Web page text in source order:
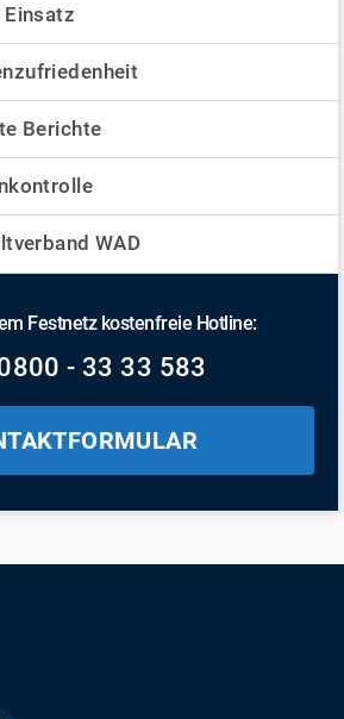
Berichte
WAD
Festnetz kostenfreie Hotline:
- 33 33 583